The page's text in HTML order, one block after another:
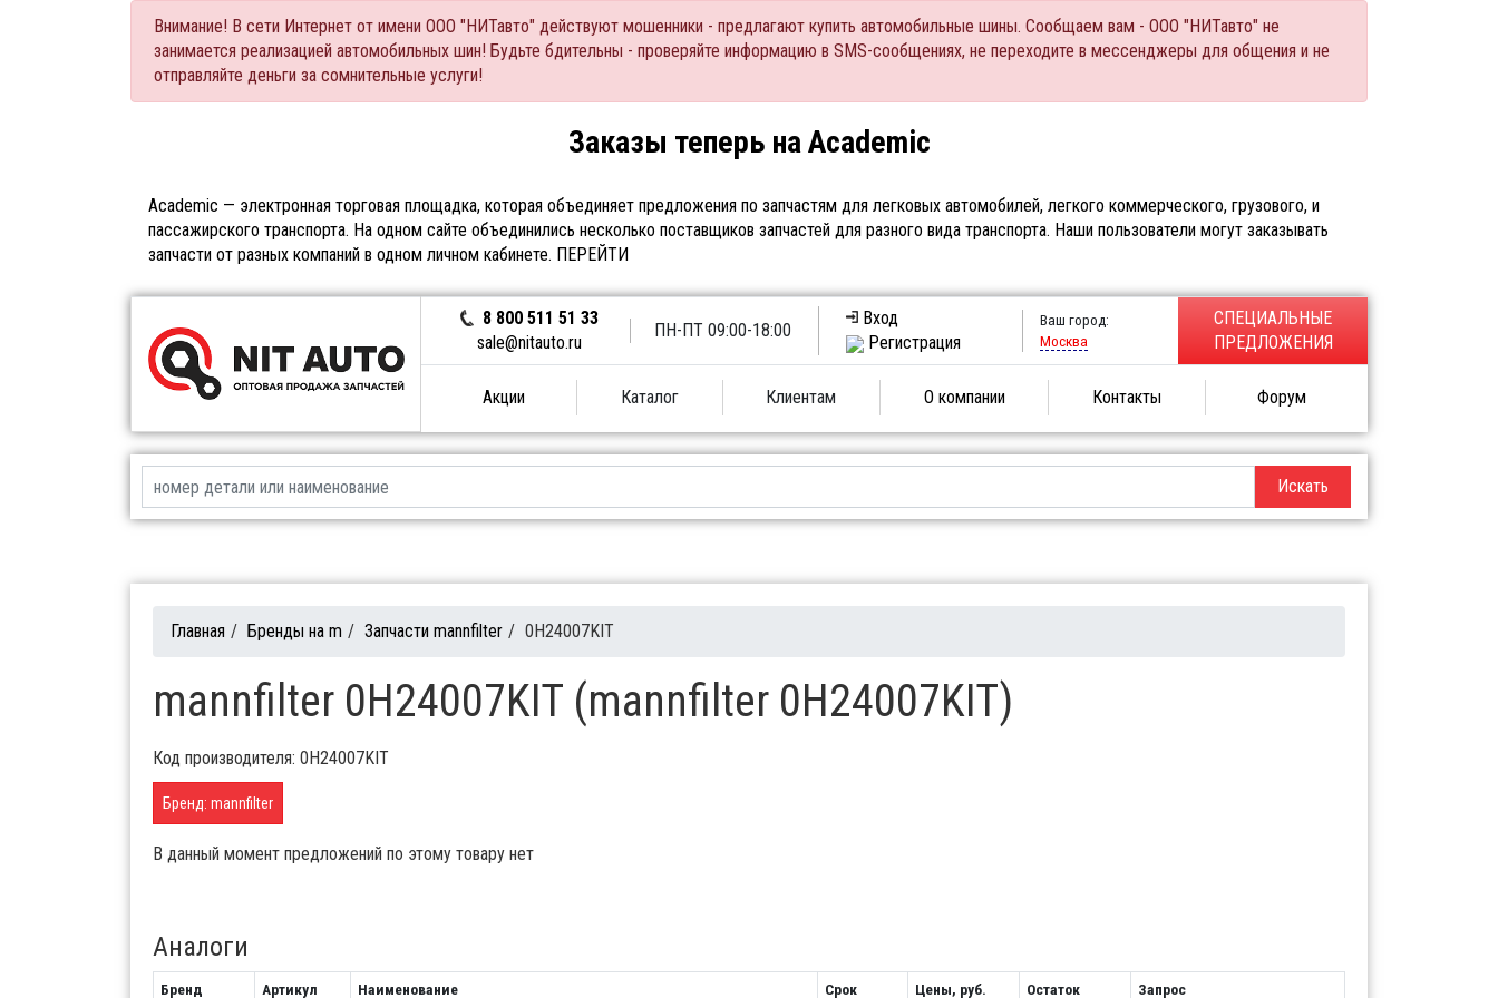
Внимание! В сети Интернет от имени ООО "НИТавто" действуют мошенники - предлагают купить автомобильные шины. Сообщаем вам - ООО "НИТавто" не
занимается реализацией автомобильных шин! Будьте бдительны - проверяйте информацию в SMS-сообщениях, не переходите в мессенджеры для общения и не
отправляйте деньги за сомнительные услуги!
Заказы теперь на Academic
Academic — электронная торговая площадка, которая объединяет предложения по запчастям для легковых автомобилей, легкого коммерческого, грузового, и
пассажирского транспорта. На одном сайте объединились несколько поставщиков запчастей для разного вида транспорта. Наши пользователи могут заказывать
запчасти от разных компаний в одном личном кабинете. ПЕРЕЙТИ
8 800 511 51 33
sale@nitauto.ru
ПН-ПТ 09:00-18:00
Вход
Регистрация
Ваш город:
Москва
СПЕЦИАЛЬНЫЕ
ПРЕДЛОЖЕНИЯ
Акции Каталог Клиентам О компании Контакты Форум
Искать
Главная / Бренды на m / Запчасти mannfilter / 0H24007KIT
mannfilter 0H24007KIT (mannfilter 0H24007KIT)
Код производителя: 0H24007KIT
Бренд: mannfilter
В данный момент предложений по этому товару нет
Аналоги
Бренд Артикул Наименование Срок Цены, руб. Остаток Запрос